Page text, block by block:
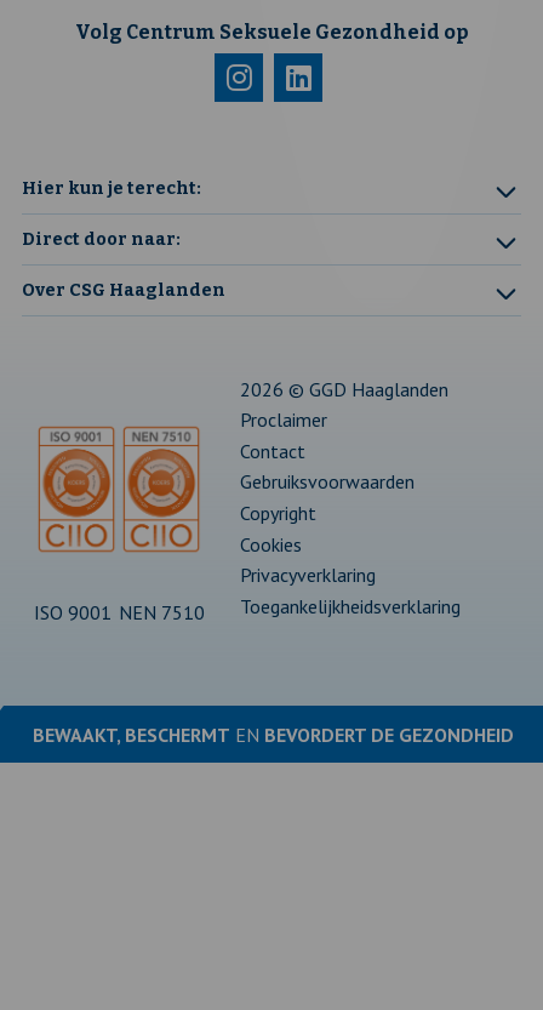
Volg Centrum Seksuele Gezondheid op
Bezoek
pagina
Deze
in
een
nieuw
pagina
in
een
nieuw
Hier kun je terecht:
Direct door naar:
Over CSG Haaglanden
ISO 9001 NEN 7510
2026 © GGD Haaglanden
Proclaimer
Contact
Gebruiksvoorwaarden
Copyright
Cookies
Privacyverklaring
Toegankelijkheidsverklaring
BEWAAKT, BESCHERMT EN BEVORDERT DE GEZONDHEID